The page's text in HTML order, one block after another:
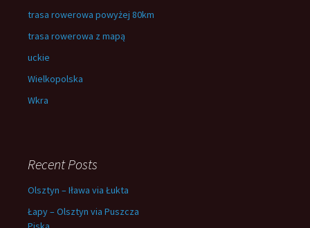
trasa rowerowa powyżej 80km
trasa rowerowa z mapą
uckie
Wielkopolska
Wkra
Recent Posts
Olsztyn – Iława via Łukta
Łapy – Olsztyn via Puszcza